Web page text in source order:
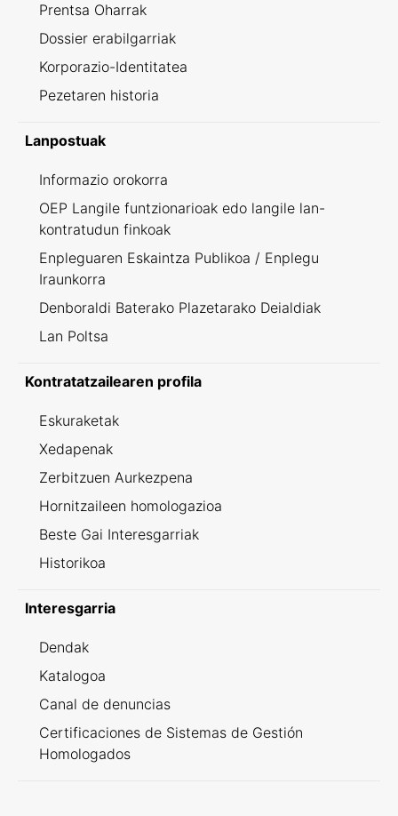
Prentsa Oharrak
Dossier erabilgarriak
Korporazio-Identitatea
Pezetaren historia
Lanpostuak
Informazio orokorra
OEP Langile funtzionarioak edo langile lan-
kontratudun finkoak
Enpleguaren Eskaintza Publikoa / Enplegu
Iraunkorra
Denboraldi Baterako Plazetarako Deialdiak
Lan Poltsa
Kontratatzailearen profila
Eskuraketak
Xedapenak
Zerbitzuen Aurkezpena
Hornitzaileen homologazioa
Beste Gai Interesgarriak
Historikoa
Interesgarria
Dendak
Katalogoa
Canal de denuncias
Certificaciones de Sistemas de Gestión
Homologados